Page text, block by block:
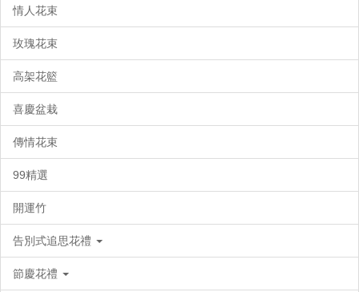
情人花束
玫瑰花束
高架花籃
喜慶盆栽
傳情花束
99精選
開運竹
告別式追思花禮
節慶花禮